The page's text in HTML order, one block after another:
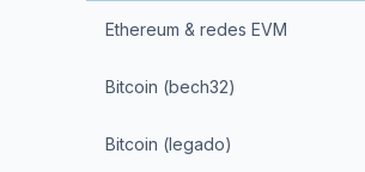
Ethereum & redes EVM
Bitcoin (bech32)
Bitcoin (legado)